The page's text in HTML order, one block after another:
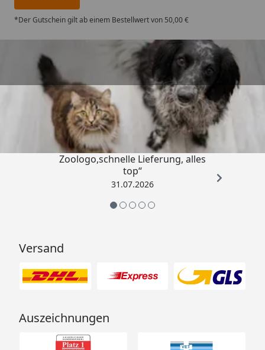
*Der Gutschein gilt ab einem Bestellwert von 50,00 €
Trusted Shops
4,74/ 5
„Gute Erfahrung mit
Zoologo,schnelle Lieferung, alles
top“
31.07.2026
Versand
Auszeichnungen